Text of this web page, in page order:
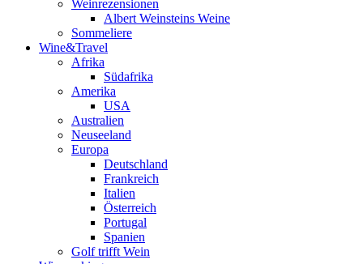
Weinrezensionen
Albert Weinsteins Weine
Sommeliere
Wine&Travel
Afrika
Südafrika
Amerika
USA
Australien
Neuseeland
Europa
Deutschland
Frankreich
Italien
Österreich
Portugal
Spanien
Golf trifft Wein